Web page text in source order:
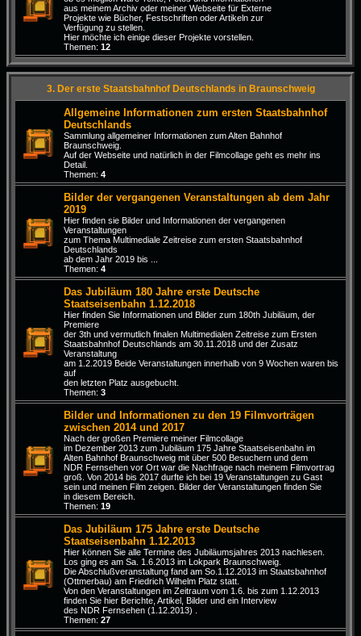
aus meinem Archiv oder meiner Webseite für Externe
Projekte wie Bücher, Festschriften oder Artikeln zur
Verfügung zu stellen.
Hier möchte ich einige dieser Projekte vorstellen.
Themen: 12
3. Der erste Staatsbahnhof Deutschlands in Braunschweig
Allgemeine Informationen zum ersten Staatsbahnhof
Deutschlands
Sammlung allgemeiner Informationen zum Alten Bahnhof
Braunschweig.
Auf der Webseite und natürlich in der Filmcollage geht es mehr ins
Detail.
Themen: 4
Bilder der vergangenen Veranstaltungen ab dem Jahr
2019
Hier finden sie Bilder und Informationen der vergangenen
Veranstaltungen
zum Thema Multimediale Zeitreise zum ersten Staatsbahnhof
Deutschlands
ab dem Jahr 2019 bis ...
Themen: 4
Das Jubiläum 180 Jahre erste Deutsche
Staatseisenbahn 1.12.2018
Hier finden Sie Informationen und Bilder zum 180th Jubiläum, der
Premiere
der 3th und vermutlich finalen Multimedialen Zeitreise zum Ersten
Staatsbahnhof Deutschlands am 30.11.2018 und der Zusatz
Veranstaltung
am 1.2.2019 Beide Veranstaltungen innerhalb von 9 Wochen waren bis
auf
den letzten Platz ausgebucht.
Themen: 3
Bilder und Informationen zu den 19 Filmvorträgen
zwischen 2014 und 2017
Nach der großen Premiere meiner Filmcollage
im Dezember 2013 zum Jubiläum 175 Jahre Staatseisenbahn im
Alten Bahnhof Braunschweig mit über 500 Besuchern und dem
NDR Fernsehen vor Ort war die Nachfrage nach meinem Filmvortrag
groß. Von 2014 bis 2017 durfte ich bei 19 Veranstaltungen zu Gast
sein und meinen Film zeigen. Bilder der Veranstaltungen finden Sie
in diesem Bereich.
Themen: 19
Das Jubiläum 175 Jahre erste Deutsche
Staatseisenbahn 1.12.2013
Hier können Sie alle Termine des Jubiläumsjahres 2013 nachlesen.
Los ging es am Sa. 1.6.2013 im Lokpark Braunschweig.
Die Abschlußveranstaltung fand am So.1.12.2013 im Staatsbahnhof
(Ottmerbau) am Friedrich Wilhelm Platz statt.
Von den Veranstaltungen im Zeitraum vom 1.6. bis zum 1.12.2013
finden Sie hier Berichte, Artikel, Bilder und ein Interview
des NDR Fernsehen (1.12.2013) .
Themen: 27